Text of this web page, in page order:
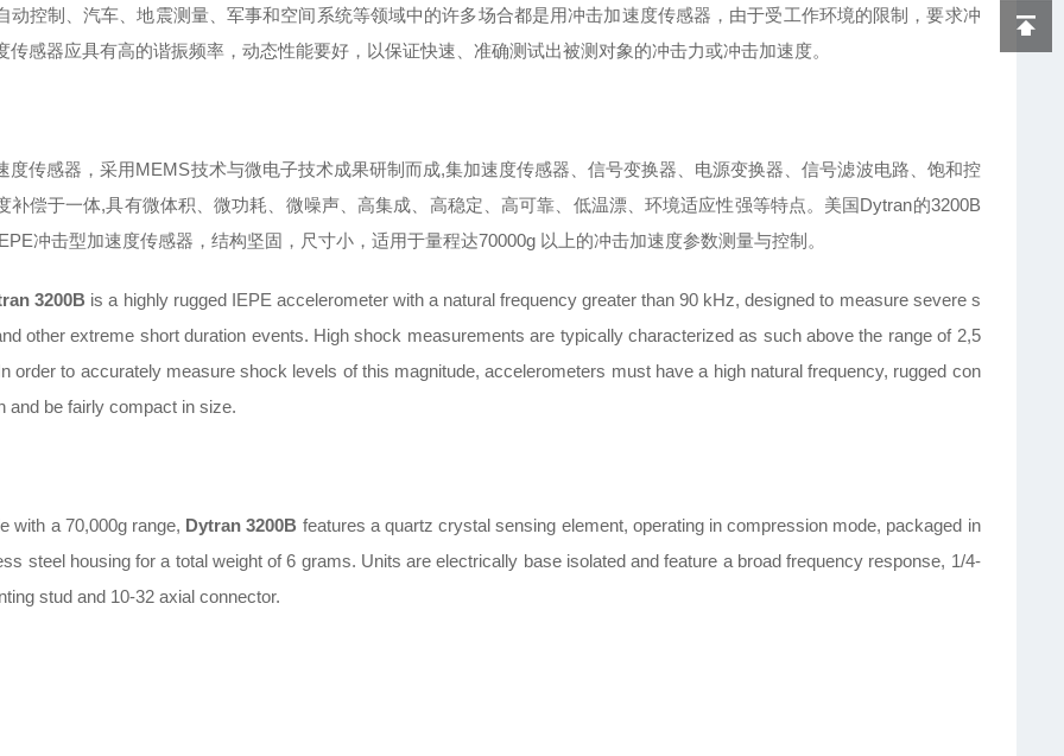
动控制、汽车、地震测量、军事和空间系统等领域中的许多场合都是用冲击加速度传感器，由于受工作环境的限制，要求冲
传感器应具有高的谐振频率，动态性能要好，以保证快速、准确测试出被测对象的冲击力或冲击加速度。
度传感器，采用MEMS技术与微电子技术成果研制而成,集加速度传感器、信号变换器、电源变换器、信号滤波电路、饱和控
补偿于一体,具有微体积、微功耗、微噪声、高集成、高稳定、高可靠、低温漂、环境适应性强等特点。美国Dytran的3200B
冲击型加速度传感器，结构坚固，尺寸小，适用于量程达70000g 以上的冲击加速度参数测量与控制。
3200B is a highly rugged IEPE accelerometer with a natural frequency greater than 90 kHz, designed to measure severe s
other extreme short duration events. High shock measurements are typically characterized as such above the range of 2,5
order to accurately measure shock levels of this magnitude, accelerometers must have a high natural frequency, rugged con
and be fairly compact in size.
with a 70,000g range, Dytran 3200B features a quartz crystal sensing element, operating in compression mode, packaged in
steel housing for a total weight of 6 grams. Units are electrically base isolated and feature a broad frequency response, 1/4-
stud and 10-32 axial connector.